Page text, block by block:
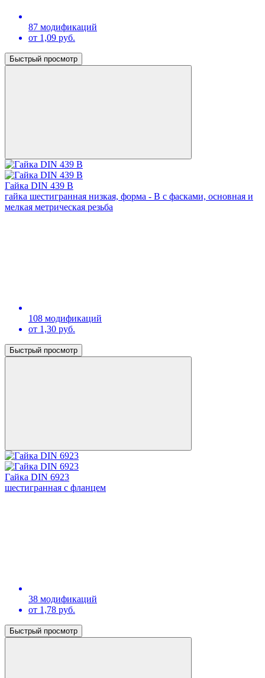
87 модификаций
от 1,09 руб.
Быстрый просмотр
Гайка DIN 439 В
гайка шестигранная низкая, форма - В с фасками, основная и
мелкая метрическая резьба
108 модификаций
от 1,30 руб.
Быстрый просмотр
Гайка DIN 6923
шестигранная с фланцем
38 модификаций
от 1,78 руб.
Быстрый просмотр